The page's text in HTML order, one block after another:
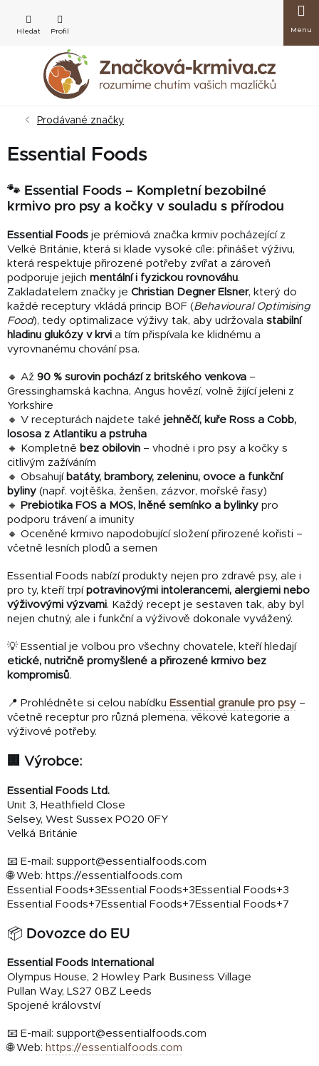
obsah
košík
Prodávané značky
Essential Foods
🐾 Essential Foods – Kompletní bezobilné
krmivo pro psy a kočky v souladu s přírodou
Essential Foods je prémiová značka krmiv pocházející z
Velké Británie, která si klade vysoké cíle: přinášet výživu,
která respektuje přirozené potřeby zvířat a zároveň
podporuje jejich mentální i fyzickou rovnováhu.
Zakladatelem značky je Christian Degner Elsner, který do
každé receptury vkládá princip BOF (Behavioural Optimising
Food), tedy optimalizace výživy tak, aby udržovala stabilní
hladinu glukózy v krvi a tím přispívala ke klidnému a
vyrovnanému chování psa.
🔸 Až 90 % surovin pochází z britského venkova –
Gressinghamská kachna, Angus hovězí, volně žijící jeleni z
Yorkshire
🔸 V recepturách najdete také jehněčí, kuře Ross a Cobb,
lososa z Atlantiku a pstruha
🔸 Kompletně bez obilovin – vhodné i pro psy a kočky s
citlivým zažíváním
🔸 Obsahují batáty, brambory, zeleninu, ovoce a funkční
byliny (např. vojtěška, ženšen, zázvor, mořské řasy)
🔸 Prebiotika FOS a MOS, lněné semínko a bylinky pro
podporu trávení a imunity
🔸 Oceněné krmivo napodobující složení přirozené kořisti –
včetně lesních plodů a semen
Essential Foods nabízí produkty nejen pro zdravé psy, ale i
pro ty, kteří trpí potravinovými intolerancemi, alergiemi nebo
výživovými výzvami. Každý recept je sestaven tak, aby byl
nejen chutný, ale i funkční a výživově dokonale vyvážený.
💡 Essential je volbou pro všechny chovatele, kteří hledají
etické, nutričně promyšlené a přirozené krmivo bez
kompromisů.
📍 Prohlédněte si celou nabídku Essential granule pro psy –
včetně receptur pro různá plemena, věkové kategorie a
výživové potřeby.
🏢 Výrobce:
Essential Foods Ltd.
Unit 3, Heathfield Close
Selsey, West Sussex PO20 0FY
Velká Británie
📧 E-mail: support@essentialfoods.com
🌐 Web: https://essentialfoods.com
Essential Foods+3 Essential Foods+3 Essential Foods+3
Essential Foods+7 Essential Foods+7 Essential Foods+7
📦 Dovozce do EU
Essential Foods International
Olympus House, 2 Howley Park Business Village
Pullan Way, LS27 0BZ Leeds
Spojené království
📧 E-mail: support@essentialfoods.com
🌐 Web: https://essentialfoods.com